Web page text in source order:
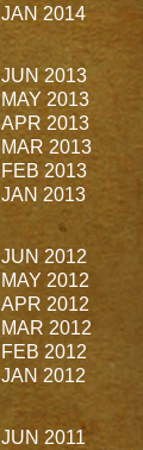
JAN 2014
JUN 2013
MAY 2013
APR 2013
MAR 2013
FEB 2013
JAN 2013
JUN 2012
MAY 2012
APR 2012
MAR 2012
FEB 2012
JAN 2012
JUN 2011